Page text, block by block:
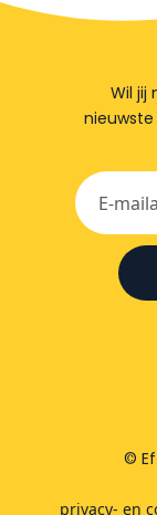
Wil jij
nieuwste
©
privacy- en